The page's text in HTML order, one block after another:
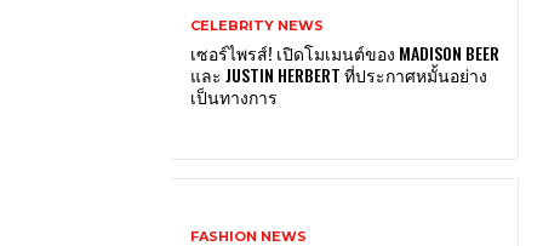
CELEBRITY NEWS
เซอร์ไพรส์! เปิดโมเมนต์ของ MADISON BEER
และ JUSTIN HERBERT ที่ประกาศหมั้นอย่าง
เป็นทางการ
FASHION NEWS